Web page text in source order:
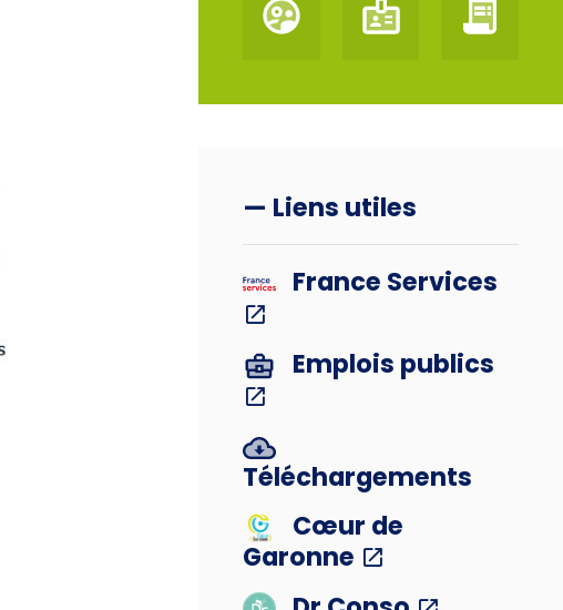
— Liens utiles
France Services
Emplois publics
Téléchargements
Cœur de
Garonne